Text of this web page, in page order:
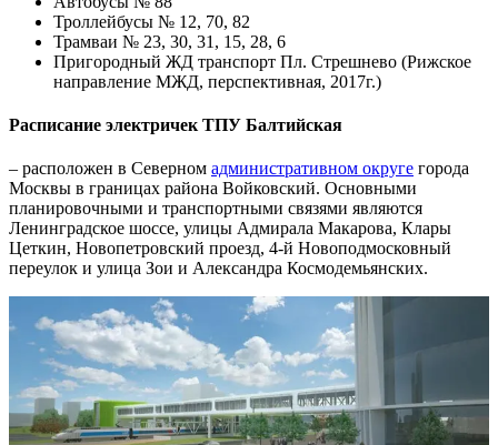
Троллейбусы № 12, 70, 82
Трамваи № 23, 30, 31, 15, 28, 6
Пригородный ЖД транспорт Пл. Стрешнево (Рижское
направление МЖД, перспективная, 2017г.)
Расписание электричек ТПУ Балтийская
– расположен в Северном административном округе города
Москвы в границах района Войковский. Основными
планировочными и транспортными связями являются
Ленинградское шоссе, улицы Адмирала Макарова, Клары
Цеткин, Новопетровский проезд, 4-й Новоподмосковный
переулок и улица Зои и Александра Космодемьянских.